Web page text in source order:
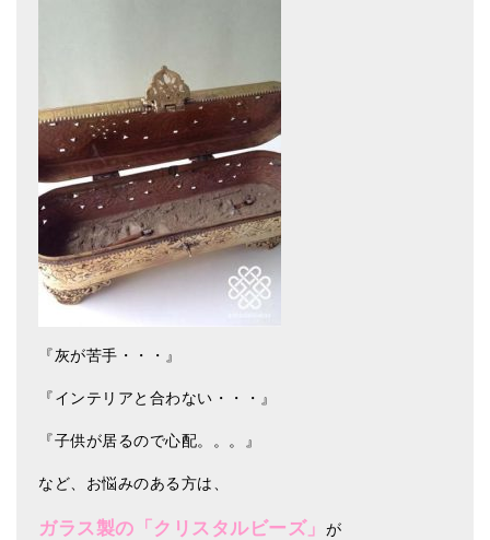
『灰が苦手・・・』
『インテリアと合わない・・・』
『子供が居るので心配。。。』
など、お悩みのある方は、
ガラス製の「クリスタルビーズ」 が